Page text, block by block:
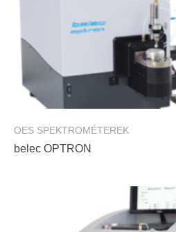
OES SPEKTROMÉTEREK
belec OPTRON